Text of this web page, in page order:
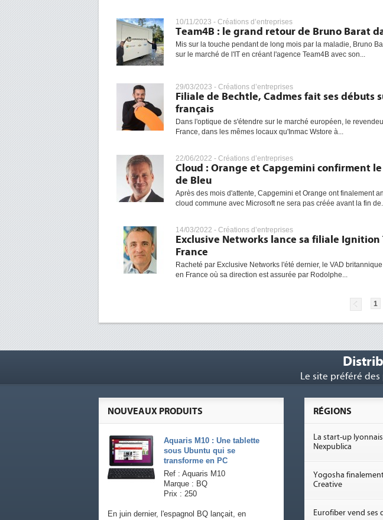
10/11/2023 - Créations d’entreprises
Team4B : le grand retour de Bruno Barat
Mis sur la touche pendant de long mois par la maladie, Bruno
sur le marché de l'IT en créant l'agence Team4B avec son...
29/03/2023 - Créations d’entreprises
Filiale de Bechtle, Cadmes fait ses débuts
français
Dans l'optique de s'étendre sur le marché européen, le
France, dans les mêmes locaux qu'Inmac Wstore à...
22/06/2022 - Créations d’entreprises
Cloud : Orange et Capgemini confirment
de Bleu
Après des mois d'attente, Capgemini et Orange ont finalement
cloud commune avec Microsoft ne sera pas créée avant la fin de...
14/03/2022 - Créations d’entreprises
Exclusive Networks lance sa filiale Ignition
France
Racheté par Exclusive Networks l'été dernier, le VAD
en France où sa direction est assurée par Rodolphe...
1
Le site préféré des
NOUVEAUX PRODUITS
Aquaris M10 : Une tablette
sous Ubuntu qui se
transforme en PC
Ref : Aquaris M10
Marque : BQ
Prix : 250
En juin dernier, l'espagnol BQ lançait, en
RÉGIONS
La start-up
Nexpublica
Yogosha
Creative
Eurofiber vend ses